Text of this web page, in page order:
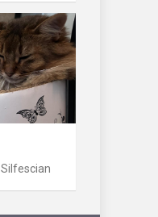
Silfescian